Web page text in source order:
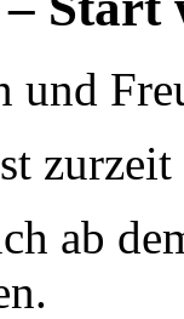
und
zurzeit
ab